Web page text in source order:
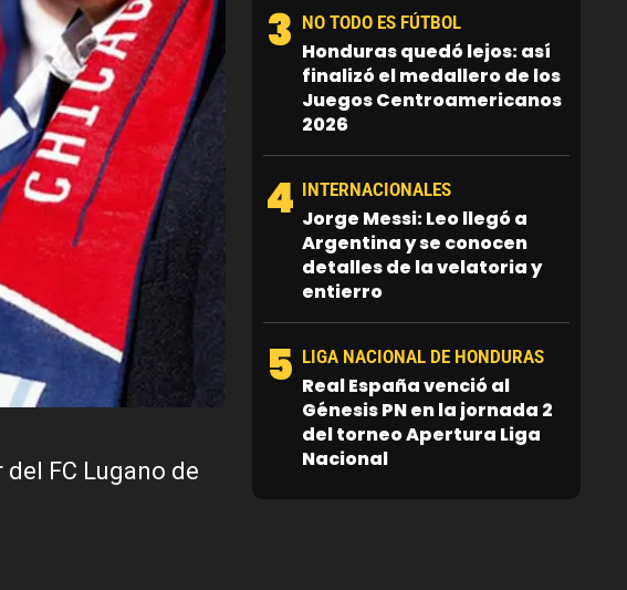
FC Lugano de
3 NO TODO ES FÚTBOL
Honduras quedó lejos: así
finalizó el medallero de los
Juegos Centroamericanos
2026
4 INTERNACIONALES
Jorge Messi: Leo llegó a
Argentina y se conocen
detalles de la velatoria y
entierro
5 LIGA NACIONAL DE HONDURAS
Real España venció al
Génesis PN en la jornada 2
del torneo Apertura Liga
Nacional